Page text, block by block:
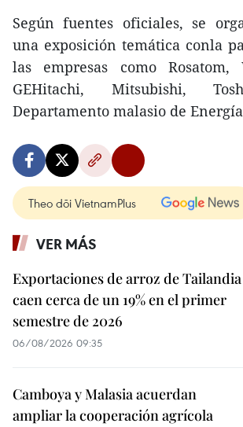
Según fuentes oficiales, se
una exposición temática conla
las empresas como Rosatom,
GEHitachi, Mitsubishi,
Departamento malasio de
Theo dõi VietnamPlus
VER MÁS
Exportaciones de arroz de Tailandia
caen cerca de un 19% en el primer
semestre de 2026
06/08/2026 09:35
Camboya y Malasia acuerdan
ampliar la cooperación agrícola